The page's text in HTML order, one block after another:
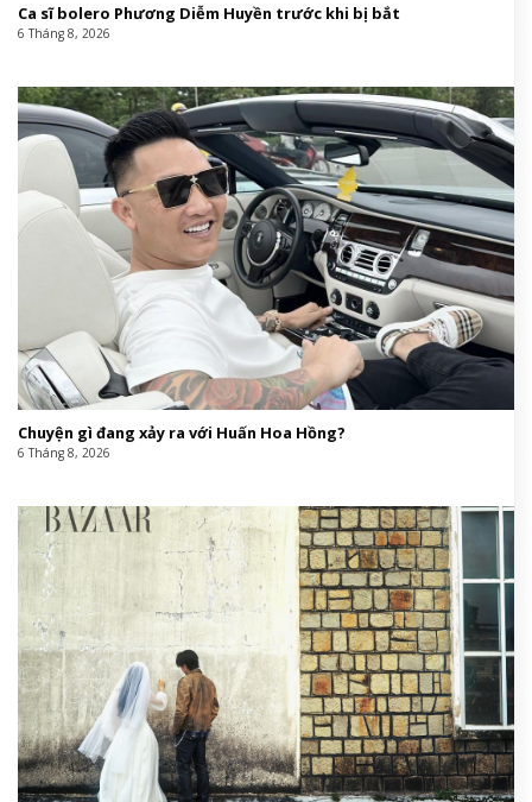
Ca sĩ bolero Phương Diễm Huyền trước khi bị bắt
6 Tháng 8, 2026
Chuyện gì đang xảy ra với Huấn Hoa Hồng?
6 Tháng 8, 2026